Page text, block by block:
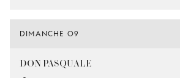
DIMANCHE 09
DON PASQUALE